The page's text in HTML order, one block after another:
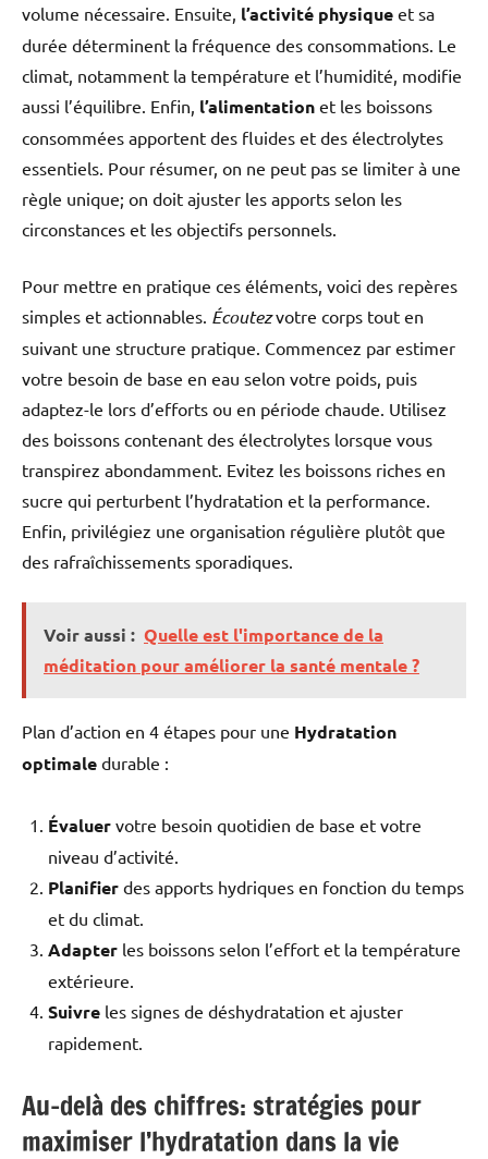
volume nécessaire. Ensuite, l’activité physique et sa
durée déterminent la fréquence des consommations. Le
climat, notamment la température et l’humidité, modifie
aussi l’équilibre. Enfin, l’alimentation et les boissons
consommées apportent des fluides et des électrolytes
essentiels. Pour résumer, on ne peut pas se limiter à une
règle unique; on doit ajuster les apports selon les
circonstances et les objectifs personnels.
Pour mettre en pratique ces éléments, voici des repères
simples et actionnables. Écoutezvotre corps tout en
suivant une structure pratique. Commencez par estimer
votre besoin de base en eau selon votre poids, puis
adaptez-le lors d’efforts ou en période chaude. Utilisez
des boissons contenant des électrolytes lorsque vous
transpirez abondamment. Evitez les boissons riches en
sucre qui perturbent l’hydratation et la performance.
Enfin, privilégiez une organisation régulière plutôt que
des rafraîchissements sporadiques.
Voir aussi : Quelle est l'importance de la
méditation pour améliorer la santé mentale ?
Plan d’action en 4 étapes pour une Hydratation
optimale durable :
Évaluer votre besoin quotidien de base et votre
niveau d’activité.
Planifier des apports hydriques en fonction du temps
et du climat.
Adapter les boissons selon l’effort et la température
extérieure.
Suivre les signes de déshydratation et ajuster
rapidement.
Au-delà des chiffres: stratégies pour
maximiser l’hydratation dans la vie